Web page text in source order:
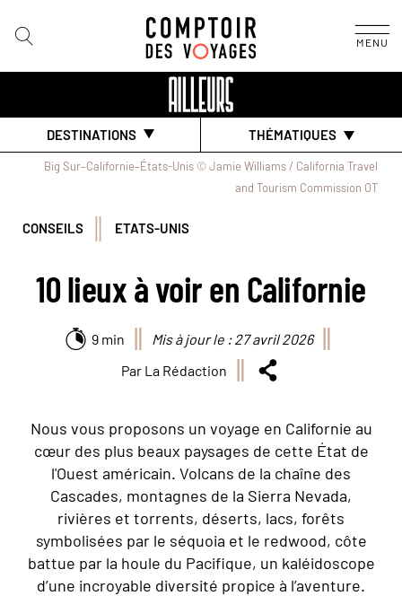
MENU
DESTINATIONS THÉMATIQUES
Big Sur–Californie–États-Unis © Jamie Williams / California Travel
and Tourism Commission OT
CONSEILS ETATS-UNIS
10 lieux à voir en Californie
9 min
Mis à jour le : 27 avril 2026
Par La Rédaction
Nous vous proposons un voyage en Californie au
cœur des plus beaux paysages de cette État de
l'Ouest américain. Volcans de la chaîne des
Cascades, montagnes de la Sierra Nevada,
rivières et torrents, déserts, lacs, forêts
symbolisées par le séquoia et le redwood, côte
battue par la houle du Pacifique, un kaléidoscope
d’une incroyable diversité propice à l’aventure.